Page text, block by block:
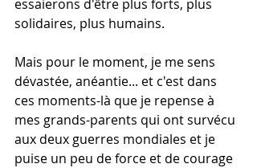
essaierons d'être plus forts, plus
solidaires, plus humains.
Mais pour le moment, je me sens
dévastée, anéantie... et c'est dans
ces moments-là que je repense à
mes grands-parents qui ont survécu
aux deux guerres mondiales et je
puise un peu de force et de courage